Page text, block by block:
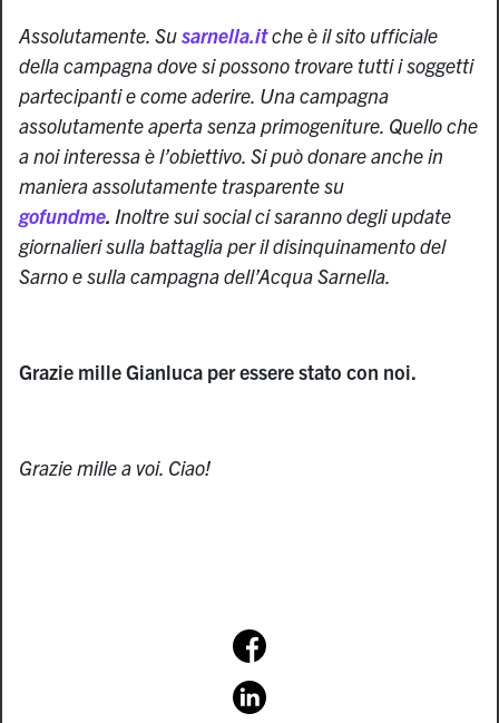
Assolutamente. Susarnella.itche è il sito ufficiale
della campagna dove si possono trovare tutti i soggetti
partecipanti e come aderire. Una campagna
assolutamente aperta senza primogeniture. Quello che
a noi interessa è l’obiettivo. Si può donare anche in
maniera assolutamente trasparente su
gofundme. Inoltre sui social ci saranno degli update
giornalieri sulla battaglia per il disinquinamento del
Sarno e sulla campagna dell’Acqua Sarnella.
Grazie mille Gianluca per essere stato con noi.
Grazie mille a voi. Ciao!